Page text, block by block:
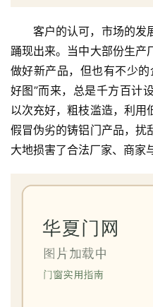
客户的认可，市场的发
踊现出来。当中大部份生产
做好新产品，但也有不少的
好图”而来，总是千方百计
以次充好，粗枝滥造，利用
假冒伪劣的铸铝门产品，扰
大地损害了合法厂家、商家